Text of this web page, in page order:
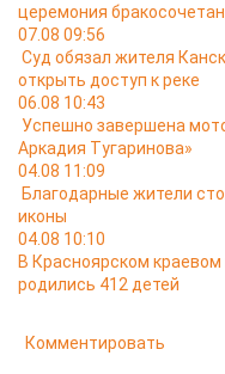
церемония
07.08 09:56
Суд обязал жителя
открыть доступ к реке
06.08 10:43
Успешно завершена
Аркадия Тугаринова»
04.08 11:09
Благодарные жители
иконы
04.08 10:10
В Красноярском
родились 412 детей
Комментировать